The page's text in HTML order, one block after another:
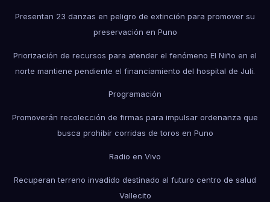
Presentan 23 danzas en peligro de extinción para promover su
preservación en Puno
Priorización de recursos para atender el fenómeno El Niño en el
norte mantiene pendiente el financiamiento del hospital de Juli.
Programación
Promoverán recolección de firmas para impulsar ordenanza que
busca prohibir corridas de toros en Puno
Radio en Vivo
Recuperan terreno invadido destinado al futuro centro de salud
Vallecito